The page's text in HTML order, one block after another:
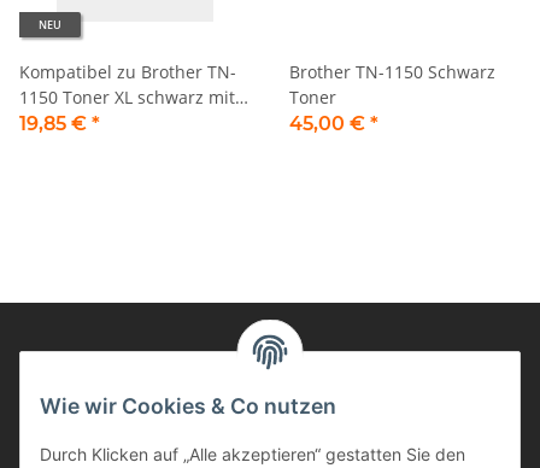
NEU
Kompatibel zu Brother TN-
1150 Toner XL schwarz mit
Chip
19,85 € *
Brother TN-1150 Schwarz
Toner
45,00 € *
Informationen
Kunden Service
Wie wir Cookies & Co nutzen
Durch Klicken auf „Alle akzeptieren“ gestatten Sie den